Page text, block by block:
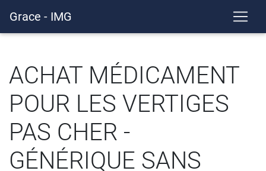
Grace - IMG
ACHAT MÉDICAMENT
POUR LES VERTIGES
PAS CHER -
GÉNÉRIQUE SANS